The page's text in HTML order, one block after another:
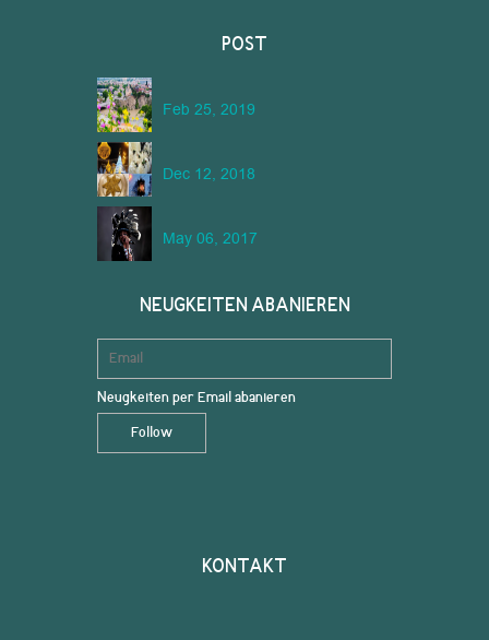
POST
Feb 25, 2019
Dec 12, 2018
May 06, 2017
NEUGKEITEN ABANIEREN
Neugkeiten per Email abanieren
KONTAKT